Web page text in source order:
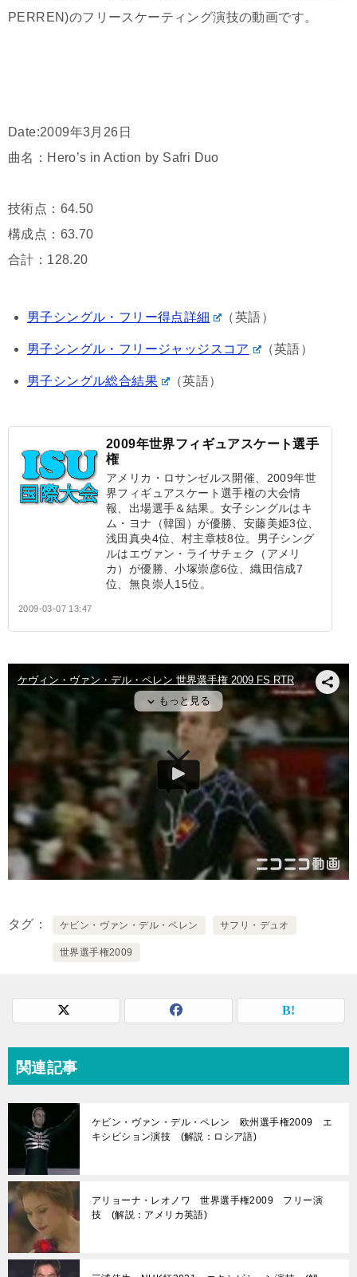
PERREN)のフリースケーティング演技の動画です。
Date:2009年3月26日
曲名：Hero’s in Action by Safri Duo
技術点：64.50
構成点：63.70
合計：128.20
男子シングル・フリー得点詳細 （英語）
男子シングル・フリージャッジスコア （英語）
男子シングル総合結果 （英語）
2009年世界フィギュアスケート選手
権
アメリカ・ロサンゼルス開催、2009年世
界フィギュアスケート選手権の大会情
報、出場選手＆結果。女子シングルはキ
ム・ヨナ（韓国）が優勝、安藤美姫3位、
浅田真央4位、村主章枝8位。男子シング
ルはエヴァン・ライサチェク（アメリ
カ）が優勝、小塚崇彦6位、織田信成7
位、無良崇人15位。
2009-03-07 13:47
タグ ケビン・ヴァン・デル・ペレン サフリ・デュオ
世界選手権2009
関連記事
ケビン・ヴァン・デル・ペレン 欧州選手権2009 エ
キシビション演技 (解説：ロシア語)
アリョーナ・レオノワ 世界選手権2009 フリー演
技 (解説：アメリカ英語)